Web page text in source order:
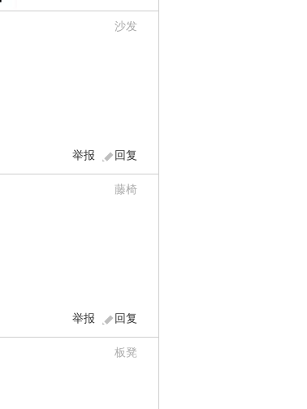
沙发
回复
举报
藤椅
回复
举报
板凳